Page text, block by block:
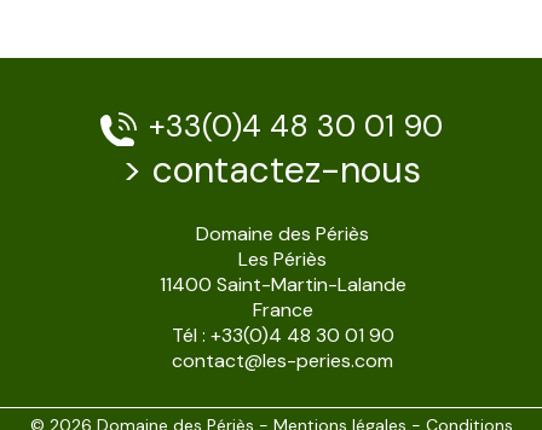
+33(0)4 48 30 01 90
> contactez-nous
Domaine des Périès
Les Périès
11400 Saint-Martin-Lalande
France
Tél : +33(0)4 48 30 01 90
contact@les-peries.com
© 2026 Domaine des Périès - Mentions légales - Conditions